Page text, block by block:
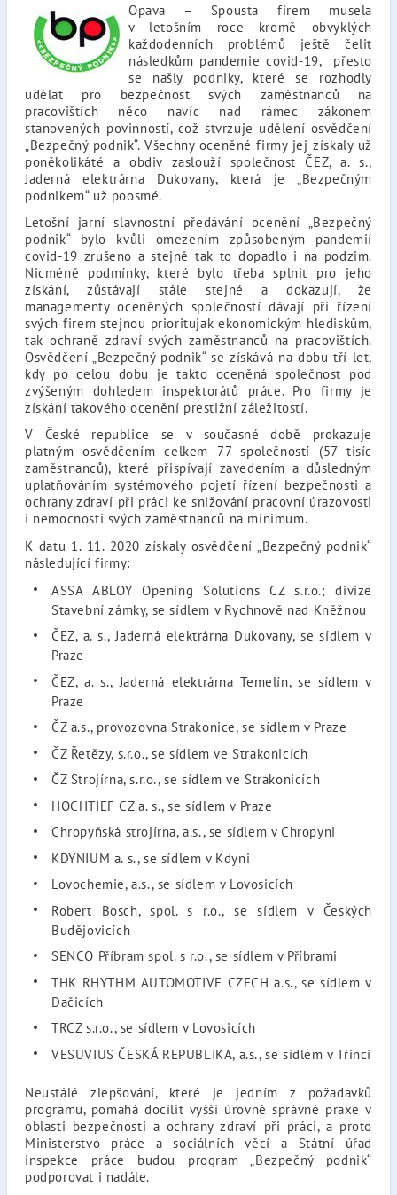
Opava – Spousta firem musela
v letošním roce kromě obvyklých
každodenních problémů ještě čelit
následkům pandemie covid-19, přesto
se našly podniky, které se rozhodly
udělat pro bezpečnost svých zaměstnanců na
pracovištích něco navíc nad rámec zákonem
stanovených povinností, což stvrzuje udělení osvědčení
„Bezpečný podnik“. Všechny oceněné firmy jej získaly už
poněkolikáté a obdiv zaslouží společnost ČEZ, a. s.,
Jaderná elektrárna Dukovany, která je „Bezpečným
podnikem“ už poosmé.
Letošní jarní slavnostní předávání ocenění „Bezpečný
podnik“ bylo kvůli omezením způsobeným pandemií
covid-19 zrušeno a stejně tak to dopadlo i na podzim.
Nicméně podmínky, které bylo třeba splnit pro jeho
získání, zůstávají stále stejné a dokazují, že
managementy oceněných společností dávají při řízení
svých firem stejnou prioritujak ekonomickým hlediskům,
tak ochraně zdraví svých zaměstnanců na pracovištích.
Osvědčení „Bezpečný podnik“ se získává na dobu tří let,
kdy po celou dobu je takto oceněná společnost pod
zvýšeným dohledem inspektorátů práce. Pro firmy je
získání takového ocenění prestižní záležitostí.
V České republice se v současné době prokazuje
platným osvědčením celkem 77 společností (57 tisíc
zaměstnanců), které přispívají zavedením a důsledným
uplatňováním systémového pojetí řízení bezpečnosti a
ochrany zdraví při práci ke snižování pracovní úrazovosti
i nemocnosti svých zaměstnanců na minimum.
K datu 1. 11. 2020 získaly osvědčení „Bezpečný podnik“
následující firmy:
ASSA ABLOY Opening Solutions CZ s.r.o.; divize
Stavební zámky, se sídlem v Rychnově nad Kněžnou
ČEZ, a. s., Jaderná elektrárna Dukovany, se sídlem v
Praze
ČEZ, a. s., Jaderná elektrárna Temelín, se sídlem v
Praze
ČZ a.s., provozovna Strakonice, se sídlem v Praze
ČZ Řetězy, s.r.o., se sídlem ve Strakonicích
ČZ Strojírna, s.r.o., se sídlem ve Strakonicích
HOCHTIEF CZ a. s., se sídlem v Praze
Chropyňská strojírna, a.s., se sídlem v Chropyni
KDYNIUM a. s., se sídlem v Kdyni
Lovochemie, a.s., se sídlem v Lovosicích
Robert Bosch, spol. s r.o., se sídlem v Českých
Budějovicích
SENCO Příbram spol. s r.o., se sídlem v Příbrami
THK RHYTHM AUTOMOTIVE CZECH a.s., se sídlem v
Dačicích
TRCZ s.r.o., se sídlem v Lovosicích
VESUVIUS ČESKÁ REPUBLIKA, a.s., se sídlem v Třinci
Neustálé zlepšování, které je jedním z požadavků
programu, pomáhá docílit vyšší úrovně správné praxe v
oblasti bezpečnosti a ochrany zdraví při práci, a proto
Ministerstvo práce a sociálních věcí a Státní úřad
inspekce práce budou program „Bezpečný podnik“
podporovat i nadále.